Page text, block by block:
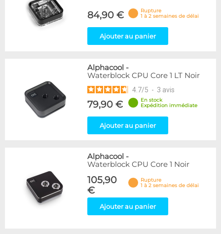
84,90 €
Rupture
1 à 2 semaines de délai
Ajouter au panier
Alphacool -
Waterblock CPU Core 1 LT Noir
4.7/5 - 3 avis
79,90 €
En stock
Expédition immédiate
Ajouter au panier
Alphacool -
Waterblock CPU Core 1 Noir
105,90
€
Rupture
1 à 2 semaines de délai
Ajouter au panier